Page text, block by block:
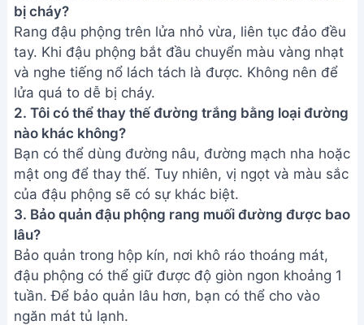
bị cháy?
Rang đậu phộng trên lửa nhỏ vừa, liên tục đảo đều
tay. Khi đậu phộng bắt đầu chuyển màu vàng nhạt
và nghe tiếng nổ lách tách là được. Không nên để
lửa quá to dễ bị cháy.
2. Tôi có thể thay thế đường trắng bằng loại đường
nào khác không?
Bạn có thể dùng đường nâu, đường mạch nha hoặc
mật ong để thay thế. Tuy nhiên, vị ngọt và màu sắc
của đậu phộng sẽ có sự khác biệt.
3. Bảo quản đậu phộng rang muối đường được bao
lâu?
Bảo quản trong hộp kín, nơi khô ráo thoáng mát,
đậu phộng có thể giữ được độ giòn ngon khoảng 1
tuần. Để bảo quản lâu hơn, bạn có thể cho vào
ngăn mát tủ lạnh.